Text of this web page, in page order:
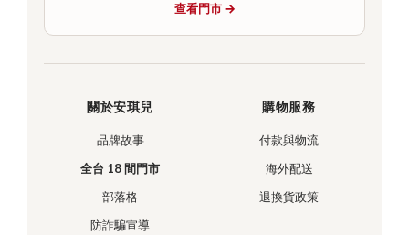
查看門市 →
關於安琪兒
品牌故事
全台 18 間門市
部落格
防詐騙宣導
購物服務
付款與物流
海外配送
退換貨政策